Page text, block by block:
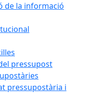
de la informació
pressupost
pressupostària i